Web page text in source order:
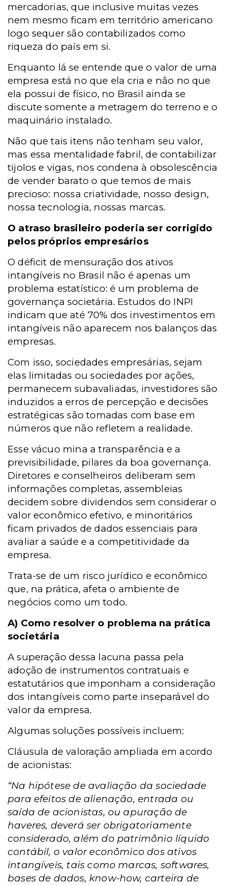
mercadorias, que inclusive muitas vezes
nem mesmo ficam em território americano
logo sequer são contabilizados como
riqueza do país em si.
Enquanto lá se entende que o valor de uma
empresa está no que ela cria e não no que
ela possui de físico, no Brasil ainda se
discute somente a metragem do terreno e o
maquinário instalado.
Não que tais itens não tenham seu valor,
mas essa mentalidade fabril, de contabilizar
tijolos e vigas, nos condena à obsolescência
de vender barato o que temos de mais
precioso: nossa criatividade, nosso design,
nossa tecnologia, nossas marcas.
O atraso brasileiro poderia ser corrigido
pelos próprios empresários
O déficit de mensuração dos ativos
intangíveis no Brasil não é apenas um
problema estatístico: é um problema de
governança societária. Estudos do INPI
indicam que até 70% dos investimentos em
intangíveis não aparecem nos balanços das
empresas.
Com isso, sociedades empresárias, sejam
elas limitadas ou sociedades por ações,
permanecem subavaliadas, investidores são
induzidos a erros de percepção e decisões
estratégicas são tomadas com base em
números que não refletem a realidade.
Esse vácuo mina a transparência e a
previsibilidade, pilares da boa governança.
Diretores e conselheiros deliberam sem
informações completas, assembleias
decidem sobre dividendos sem considerar o
valor econômico efetivo, e minoritários
ficam privados de dados essenciais para
avaliar a saúde e a competitividade da
empresa.
Trata-se de um risco jurídico e econômico
que, na prática, afeta o ambiente de
negócios como um todo.
A) Como resolver o problema na prática
societária
A superação dessa lacuna passa pela
adoção de instrumentos contratuais e
estatutários que imponham a consideração
dos intangíveis como parte inseparável do
valor da empresa.
Algumas soluções possíveis incluem:
Cláusula de valoração ampliada em acordo
de acionistas:
“Na hipótese de avaliação da sociedade
para efeitos de alienação, entrada ou
saída de acionistas, ou apuração de
haveres, deverá ser obrigatoriamente
considerado, além do patrimônio líquido
contábil, o valor econômico dos ativos
intangíveis, tais como marcas, softwares,
bases de dados, know-how, carteira de